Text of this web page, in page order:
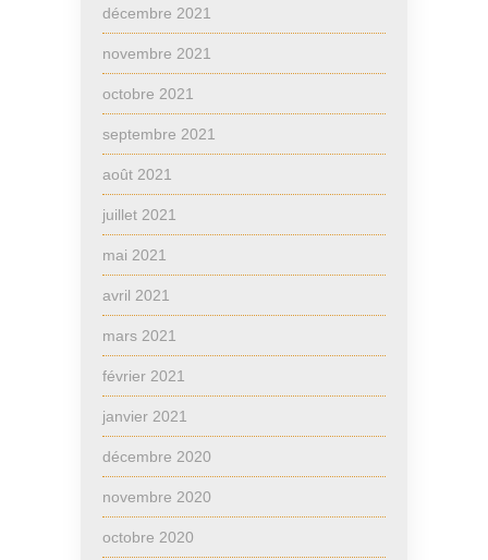
décembre 2021
novembre 2021
octobre 2021
septembre 2021
août 2021
juillet 2021
mai 2021
avril 2021
mars 2021
février 2021
janvier 2021
décembre 2020
novembre 2020
octobre 2020